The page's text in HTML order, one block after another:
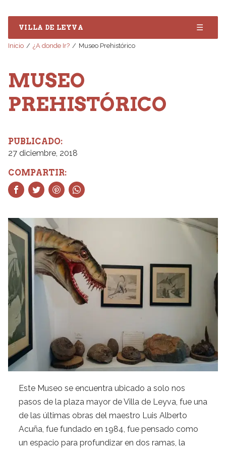
VILLA DE LEYVA ☰
Inicio ¿A donde Ir? Museo Prehistórico
MUSEO
PREHISTÓRICO
PUBLICADO:
27 diciembre, 2018
COMPARTIR:
Este Museo se encuentra ubicado a solo nos
pasos de la plaza mayor de Villa de Leyva, fue una
de las últimas obras del maestro Luis Alberto
Acuña, fue fundado en 1984, fue pensado como
un espacio para profundizar en dos ramas, la